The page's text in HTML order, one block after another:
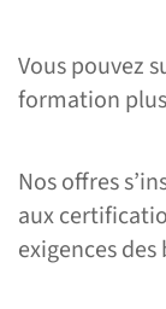
Vous pouvez
formation
Nos offres
aux
exigences